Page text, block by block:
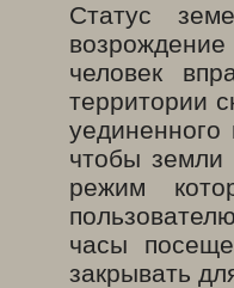
Статус
человек
территории
чтобы земли
режим
часы
закрывать